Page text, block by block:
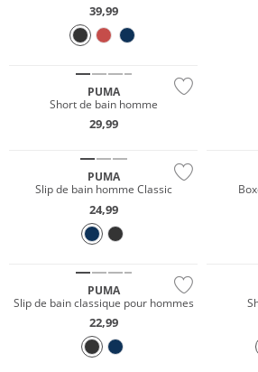
39,99
PUMA
Short de bain homme
29,99
PUMA
Slip de bain homme Classic
24,99
PUMA
Slip de bain classique pour hommes
22,99